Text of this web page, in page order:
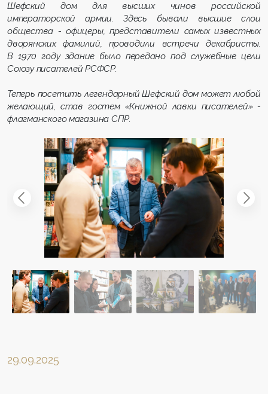
Шефский дом для высших чинов российской
императорской армии. Здесь бывали высшие слои
общества - офицеры, представители самых известных
дворянских фамилий, проводили встречи декабристы.
В 1970 году здание было передано под служебные цели
Союзу писателей РСФСР.
Теперь посетить легендарный Шефский дом может любой
желающий, став гостем «Книжной лавки писателей» -
флагманского магазина СПР.
29.09.2025